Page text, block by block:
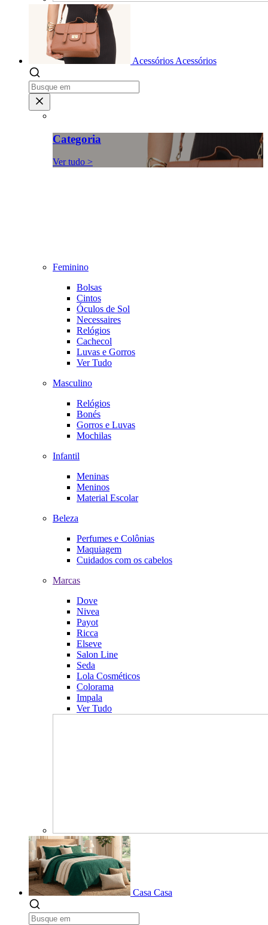
Acessórios Acessórios
Categoria
Ver tudo >
Feminino
Bolsas
Cintos
Óculos de Sol
Necessaires
Relógios
Cachecol
Luvas e Gorros
Ver Tudo
Masculino
Relógios
Bonés
Gorros e Luvas
Mochilas
Infantil
Meninas
Meninos
Material Escolar
Beleza
Perfumes e Colônias
Maquiagem
Cuidados com os cabelos
Marcas
Dove
Nivea
Payot
Ricca
Elseve
Salon Line
Seda
Lola Cosméticos
Colorama
Impala
Ver Tudo
Casa Casa